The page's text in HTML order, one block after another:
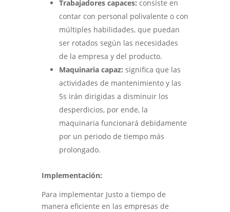
Trabajadores capaces: consiste en
contar con personal polivalente o con
múltiples habilidades, que puedan
ser rotados según las necesidades
de la empresa y del producto.
Maquinaria capaz: significa que las
actividades de mantenimiento y las
5s irán dirigidas a disminuir los
desperdicios, por ende, la
maquinaria funcionará debidamente
por un periodo de tiempo más
prolongado.
Implementación:
Para implementar Justo a tiempo de
manera eficiente en las empresas de